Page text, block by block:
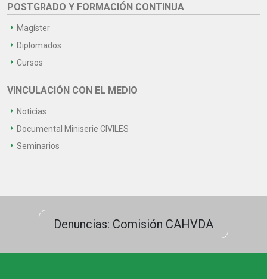
POSTGRADO Y FORMACIÓN CONTINUA
Magíster
Diplomados
Cursos
VINCULACIÓN CON EL MEDIO
Noticias
Documental Miniserie CIVILES
Seminarios
Denuncias: Comisión CAHVDA